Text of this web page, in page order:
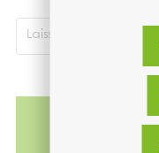
Laisser ce champ vide